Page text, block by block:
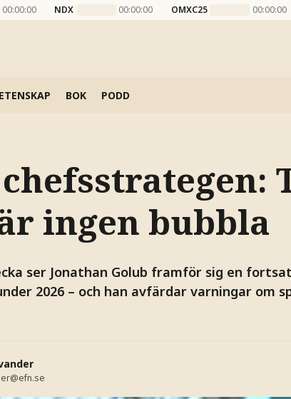
00:00:00 NDX 00:00:00 OMXC25 00:00:00
BOK PODD
ingen bubbla
ser Jonathan Golub framför sig en
2026 – och han avfärdar varningar om